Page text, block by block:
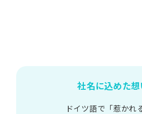
社名に込めた想
ドイツ語で​「惹かれ